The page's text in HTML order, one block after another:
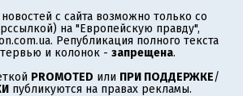
с сайта возможно только со
на "Европейскую правду",
Републикация полного текста
и колонок - запрещена.
PROMOTED или ПРИ ПОДДЕРЖКЕ/
публикуются на правах рекламы.